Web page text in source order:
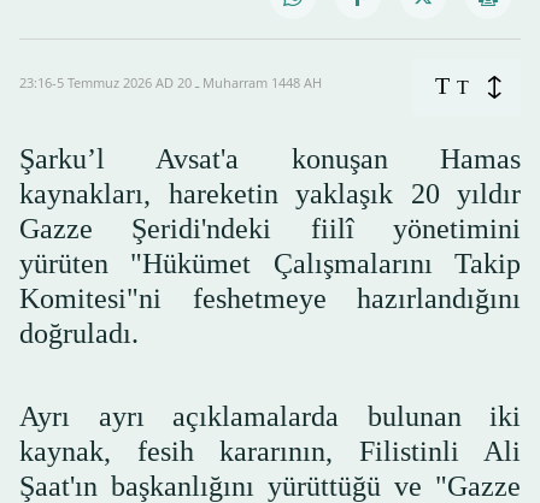
23:16-5 Temmuz 2026 AD ـ 20 Muharram 1448 AH T T
Şarku’l Avsat'a konuşan Hamas
kaynakları, hareketin yaklaşık 20 yıldır
Gazze Şeridi'ndeki fiilî yönetimini
yürüten "Hükümet Çalışmalarını Takip
Komitesi"ni feshetmeye hazırlandığını
doğruladı.
Ayrı ayrı açıklamalarda bulunan iki
kaynak, fesih kararının, Filistinli Ali
Şaat'ın başkanlığını yürüttüğü ve "Gazze